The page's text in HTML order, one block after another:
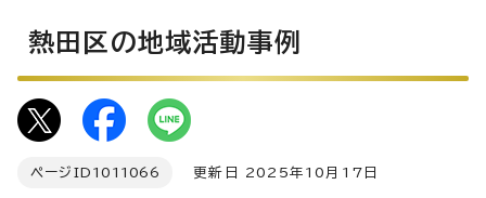
熱田区の地域活動事例
ページID 1011066 更新日 2025年10月17日